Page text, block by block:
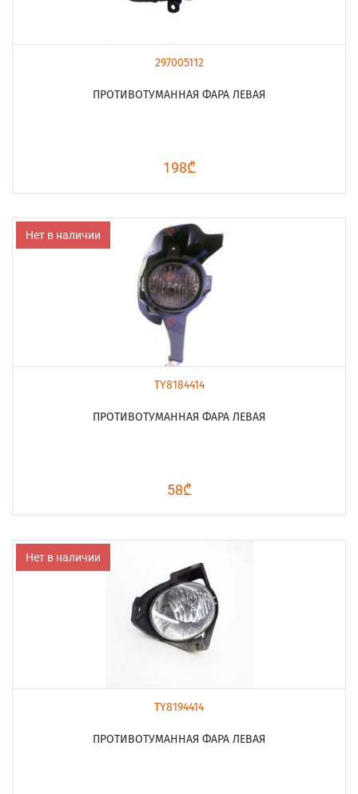
297005112
ПРОТИВОТУМАННАЯ ФАРА ЛЕВАЯ
198₾
Нет в наличии
TY8184414
ПРОТИВОТУМАННАЯ ФАРА ЛЕВАЯ
58₾
Нет в наличии
TY8194414
ПРОТИВОТУМАННАЯ ФАРА ЛЕВАЯ